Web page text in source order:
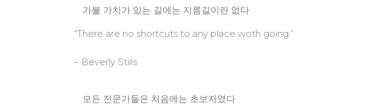
가볼 가치가 있는 길에는 지름길이란 없다.
“There are no shortcuts to any place woth going.”
– Beverly Stills
모든 전문가들은 처음에는 초보자였다.